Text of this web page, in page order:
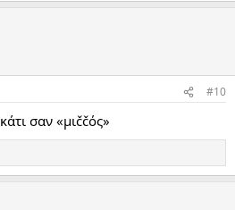
#10
σαν «μιččός»